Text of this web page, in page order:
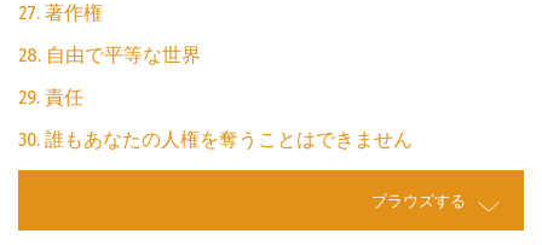
27. 著作権
28. 自由で平等な世界
29. 責任
30. 誰もあなたの人権を奪うことはできません
ブラウズする